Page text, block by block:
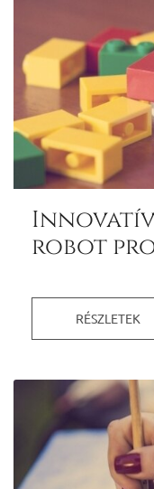
Innovatív
robot
RÉSZLETEK